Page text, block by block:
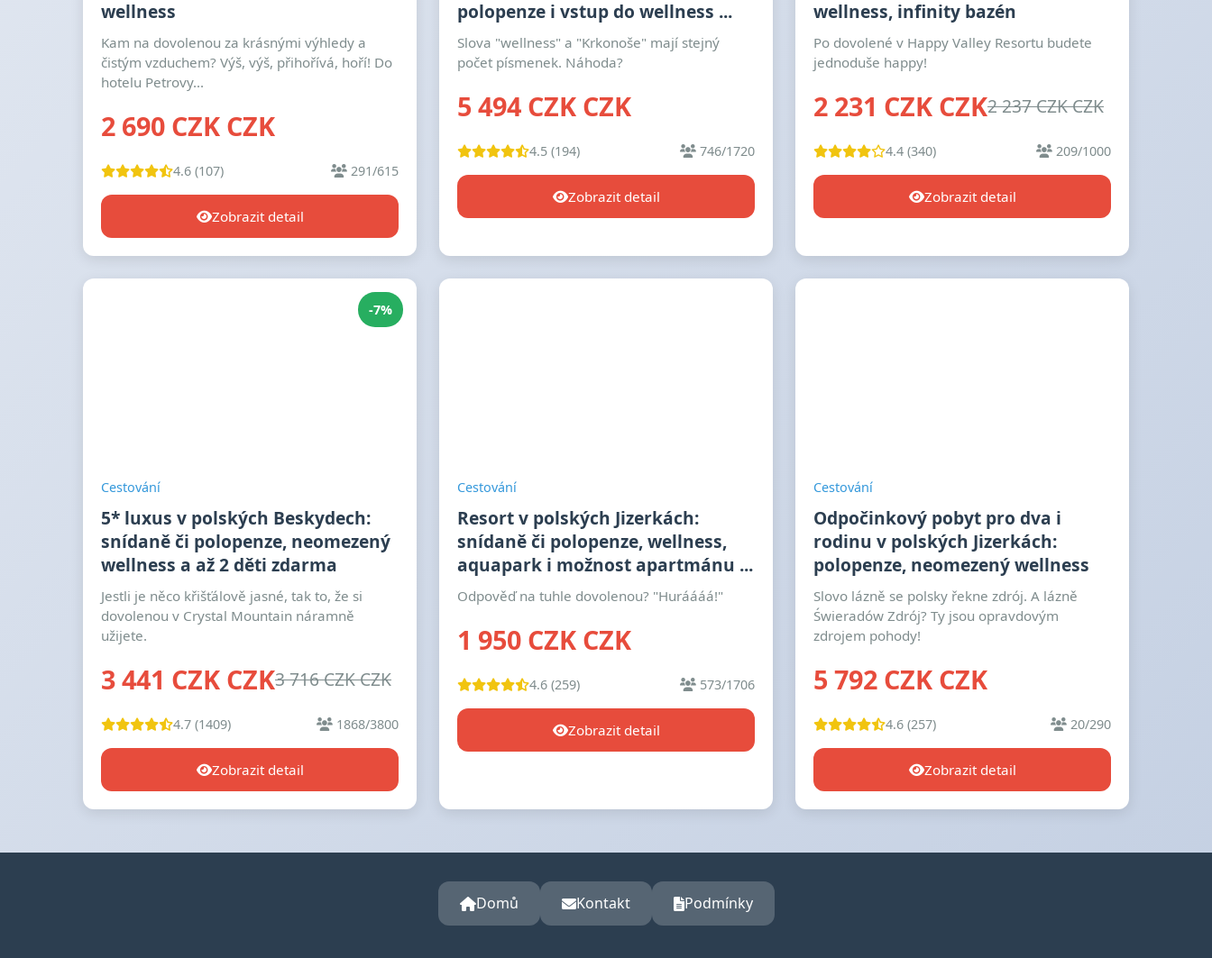
wellness
Kam na dovolenou za krásnými výhledy a
čistým vzduchem? Výš, výš, přihořívá, hoří! Do
hotelu Petrovy...
2 690 CZK CZK
4.6 (107) 291/615
Zobrazit detail
polopenze i vstup do wellness ...
Slova "wellness" a "Krkonoše" mají stejný
počet písmenek. Náhoda?
5 494 CZK CZK
4.5 (194) 746/1720
Zobrazit detail
wellness, infinity bazén
Po dovolené v Happy Valley Resortu budete
jednoduše happy!
2 231 CZK CZK2 237 CZK CZK
4.4 (340) 209/1000
Zobrazit detail
-7%
Cestování
5* luxus v polských Beskydech:
snídaně či polopenze, neomezený
wellness a až 2 děti zdarma
Jestli je něco křišťálově jasné, tak to, že si
dovolenou v Crystal Mountain náramně
užijete.
3 441 CZK CZK3 716 CZK CZK
4.7 (1409) 1868/3800
Zobrazit detail
Cestování
Resort v polských Jizerkách:
snídaně či polopenze, wellness,
aquapark i možnost apartmánu ...
Odpověď na tuhle dovolenou? "Huráááá!"
1 950 CZK CZK
4.6 (259) 573/1706
Zobrazit detail
Cestování
Odpočinkový pobyt pro dva i
rodinu v polských Jizerkách:
polopenze, neomezený wellness
Slovo lázně se polsky řekne zdrój. A lázně
Świeradów Zdrój? Ty jsou opravdovým
zdrojem pohody!
5 792 CZK CZK
4.6 (257) 20/290
Zobrazit detail
Domů Kontakt Podmínky